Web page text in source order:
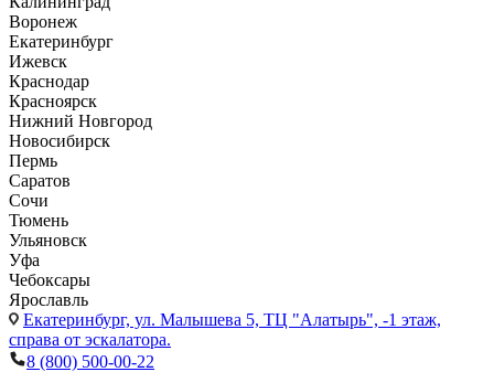
Воронеж
Екатеринбург
Ижевск
Краснодар
Красноярск
Нижний Новгород
Новосибирск
Пермь
Саратов
Сочи
Тюмень
Ульяновск
Уфа
Чебоксары
Ярославль
Екатеринбург, ул. Малышева 5, ТЦ "Алатырь", -1 этаж,
справа от эскалатора.
8 (800) 500-00-22